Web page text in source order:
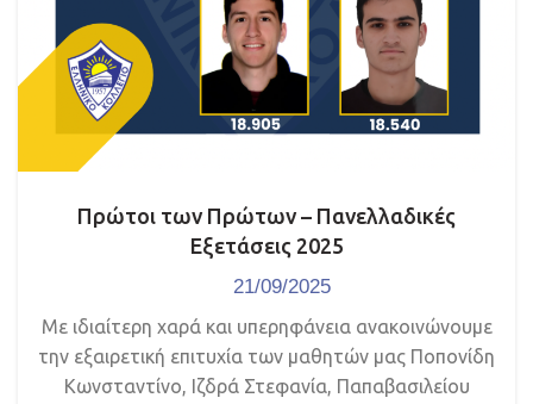
Πρώτοι των Πρώτων – Πανελλαδικές
Εξετάσεις 2025
21/09/2025
Με ιδιαίτερη χαρά και υπερηφάνεια ανακοινώνουμε
την εξαιρετική επιτυχία των μαθητών μας Ποπονίδη
Κωνσταντίνο, Ιζδρά Στεφανία, Παπαβασιλείου